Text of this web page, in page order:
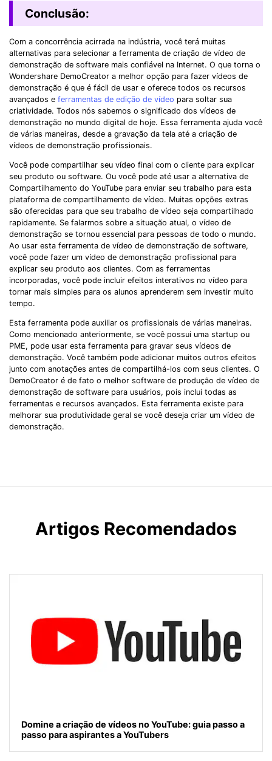
Conclusão:
Com a concorrência acirrada na indústria, você terá muitas
alternativas para selecionar a ferramenta de criação de vídeo de
demonstração de software mais confiável na Internet. O que torna o
Wondershare DemoCreator a melhor opção para fazer vídeos de
demonstração é que é fácil de usar e oferece todos os recursos
avançados e ferramentas de edição de vídeo para soltar sua
criatividade. Todos nós sabemos o significado dos vídeos de
demonstração no mundo digital de hoje. Essa ferramenta ajuda você
de várias maneiras, desde a gravação da tela até a criação de
vídeos de demonstração profissionais.
Você pode compartilhar seu vídeo final com o cliente para explicar
seu produto ou software. Ou você pode até usar a alternativa de
Compartilhamento do YouTube para enviar seu trabalho para esta
plataforma de compartilhamento de vídeo. Muitas opções extras
são oferecidas para que seu trabalho de vídeo seja compartilhado
rapidamente. Se falarmos sobre a situação atual, o vídeo de
demonstração se tornou essencial para pessoas de todo o mundo.
Ao usar esta ferramenta de vídeo de demonstração de software,
você pode fazer um vídeo de demonstração profissional para
explicar seu produto aos clientes. Com as ferramentas
incorporadas, você pode incluir efeitos interativos no vídeo para
tornar mais simples para os alunos aprenderem sem investir muito
tempo.
Esta ferramenta pode auxiliar os profissionais de várias maneiras.
Como mencionado anteriormente, se você possui uma startup ou
PME, pode usar esta ferramenta para gravar seus vídeos de
demonstração. Você também pode adicionar muitos outros efeitos
junto com anotações antes de compartilhá-los com seus clientes. O
DemoCreator é de fato o melhor software de produção de vídeo de
demonstração de software para usuários, pois inclui todas as
ferramentas e recursos avançados. Esta ferramenta existe para
melhorar sua produtividade geral se você deseja criar um vídeo de
demonstração.
Artigos Recomendados
Domine a criação de vídeos no YouTube: guia passo a
passo para aspirantes a YouTubers